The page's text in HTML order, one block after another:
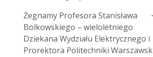
Żegnamy Profesora Stanisława
Bolkowskiego – wieloletniego
Dziekana Wydziału Elektrycznego i
Prorektora Politechniki